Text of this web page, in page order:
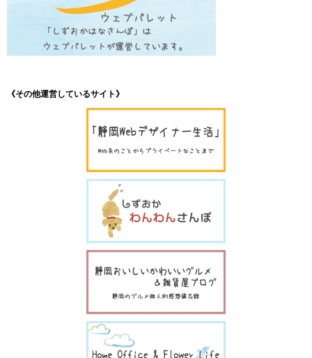
《その他運営しているサイト》